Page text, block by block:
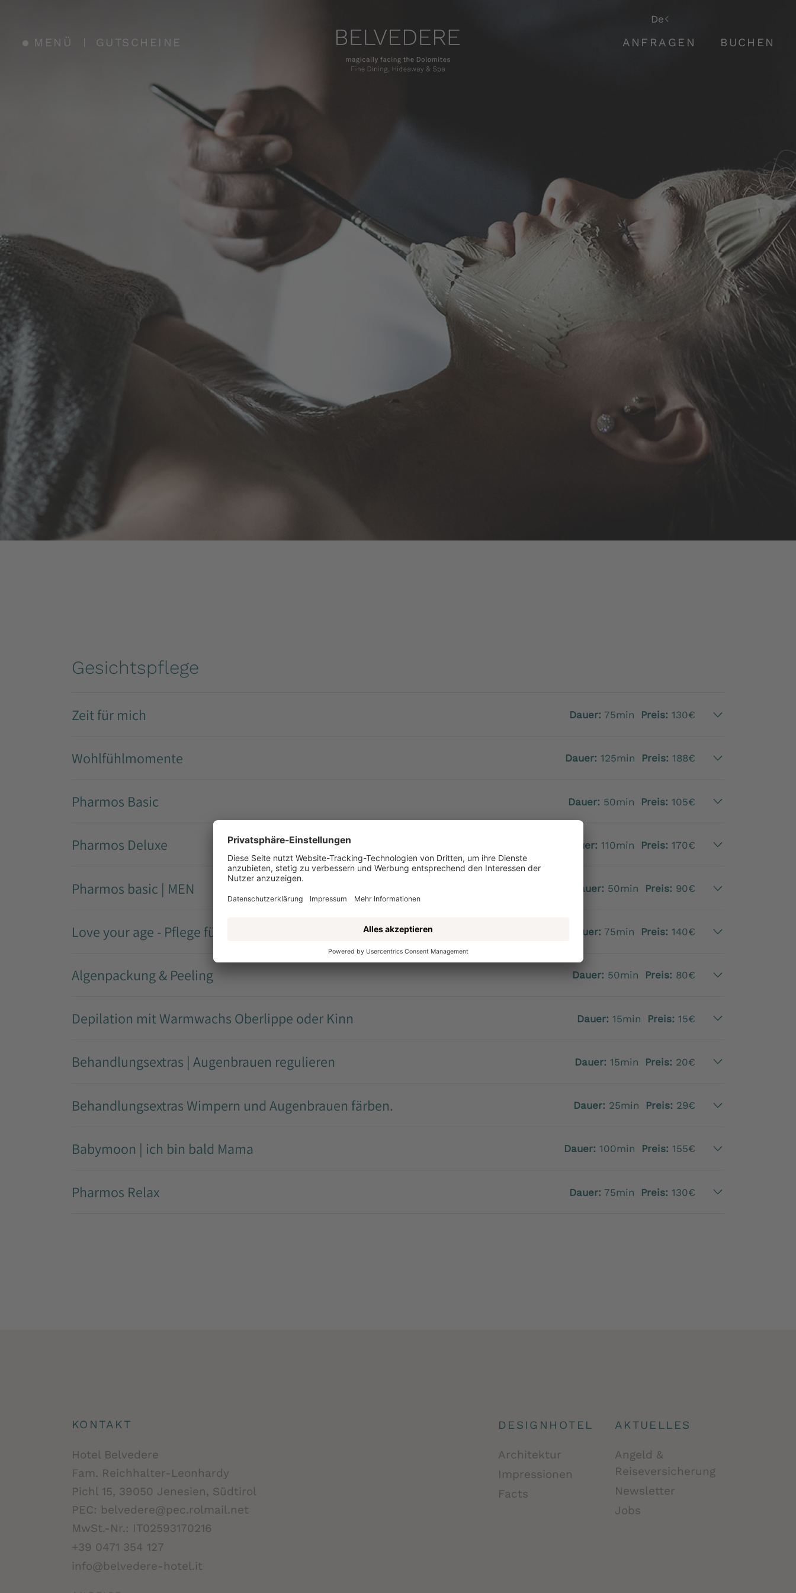
It En
De
MENÜ GUTSCHEINE ANFRAGEN BUCHEN
Gesichtspflege
Zeit für mich Dauer: 75min Preis: 130€
Wohlfühlmomente Dauer: 125min Preis: 188€
Pharmos Basic Dauer: 50min Preis: 105€
Pharmos Deluxe Dauer: 110min Preis: 170€
Pharmos basic | MEN Dauer: 50min Preis: 90€
Love your age - Pflege für die reife Haut Dauer: 75min Preis: 140€
Algenpackung & Peeling Dauer: 50min Preis: 80€
Depilation mit Warmwachs Oberlippe oder Kinn Dauer: 15min Preis: 15€
Behandlungsextras | Augenbrauen regulieren Dauer: 15min Preis: 20€
Behandlungsextras Wimpern und Augenbrauen färben. Dauer: 25min Preis: 29€
Babymoon | ich bin bald Mama Dauer: 100min Preis: 155€
Pharmos Relax Dauer: 75min Preis: 130€
KONTAKT
Hotel Belvedere
Fam. Reichhalter-Leonhardy
Pichl 15, 39050 Jenesien, Südtirol
PEC: belvedere@pec.rolmail.net
MwSt.-Nr.: IT02593170216
+39 0471 354 127
info@belvedere-hotel.it
DESIGNHOTEL
Architektur
Impressionen
Facts
AKTUELLES
Angeld &
Reiseversicherung
Newsletter
Jobs